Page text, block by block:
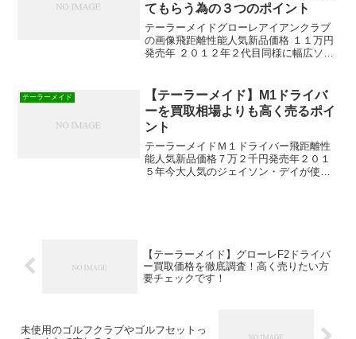
てもらう為の３つのポイント
テーラーメイドグローレアイアンクラブ
の画像飛距離性能人気新品価格 １１万円
発売年 ２０１２年２代目同様に幅広ソー
紹介します。
テーラーメイド
【テーラーメイド】M1ドライバ
ーを買取相場よりも高く売るポイ
ント
テーラーメイドＭ１ドライバー飛距離性
能人気新品価格７万２千円発売年２０１
５年今大人気のジェイソン・デイが使用
【テーラーメイド】グローレF2ドライバ
ー買取価格を徹底調査！高く売りたい方
要チェックです！
未使用のゴルフクラブやゴルフセットっ